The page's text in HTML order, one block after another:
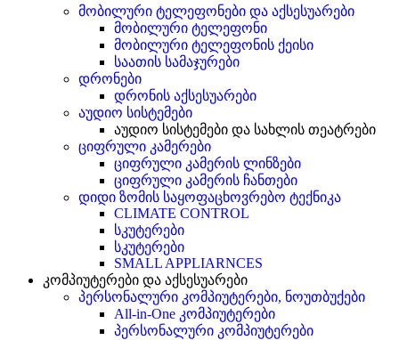
მობილური ტელეფონები და აქსესუარები
მობილური ტელეფონი
მობილური ტელეფონის ქეისი
საათის სამაჯურები
დრონები
დრონის აქსესუარები
აუდიო სისტემები
აუდიო სისტემები და სახლის თეატრები
ციფრული კამერები
ციფრული კამერის ლინზები
ციფრული კამერის ჩანთები
დიდი ზომის საყოფაცხოვრებო ტექნიკა
CLIMATE CONTROL
სკუტერები
სკუტერები
SMALL APPLIARNCES
კომპიუტერები და აქსესუარები
პერსონალური კომპიუტერები, ნოუთბუქები
All-in-One კომპიუტერები
პერსონალური კომპიუტერები